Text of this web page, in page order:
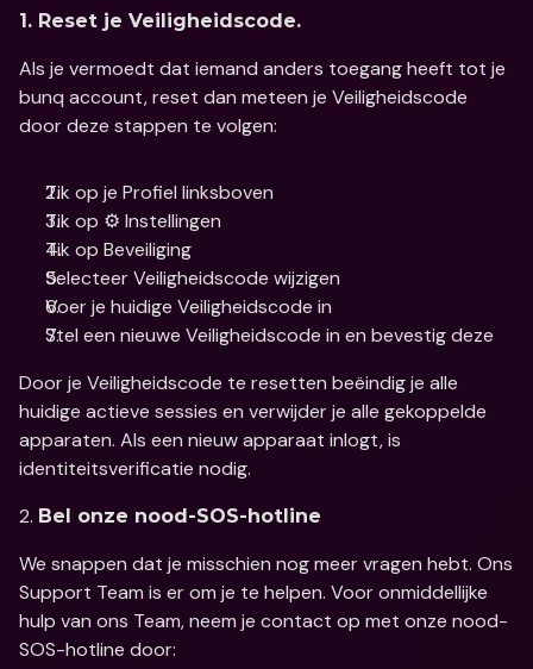
1. Reset je Veiligheidscode.
Als je vermoedt dat iemand anders toegang heeft tot je
bunq account, reset dan meteen je Veiligheidscode
door deze stappen te volgen:
Tik op je Profiel linksboven
Tik op ⚙️ Instellingen
Tik op Beveiliging
Selecteer Veiligheidscode wijzigen
Voer je huidige Veiligheidscode in
Stel een nieuwe Veiligheidscode in en bevestig deze
Door je Veiligheidscode te resetten beëindig je alle
huidige actieve sessies en verwijder je alle gekoppelde
apparaten. Als een nieuw apparaat inlogt, is
identiteitsverificatie nodig.
2. Bel onze nood-SOS-hotline
We snappen dat je misschien nog meer vragen hebt. Ons
Support Team is er om je te helpen. Voor onmiddellijke
hulp van ons Team, neem je contact op met onze nood-
SOS-hotline door: